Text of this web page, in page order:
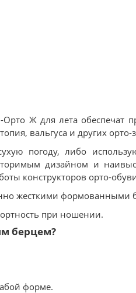
Ж для лета обеспечат
вальгуса и других орто-
погоду, либо
дизайном и
конструкторов орто-
жесткими формованными
при ношении.
берцем?
форме.